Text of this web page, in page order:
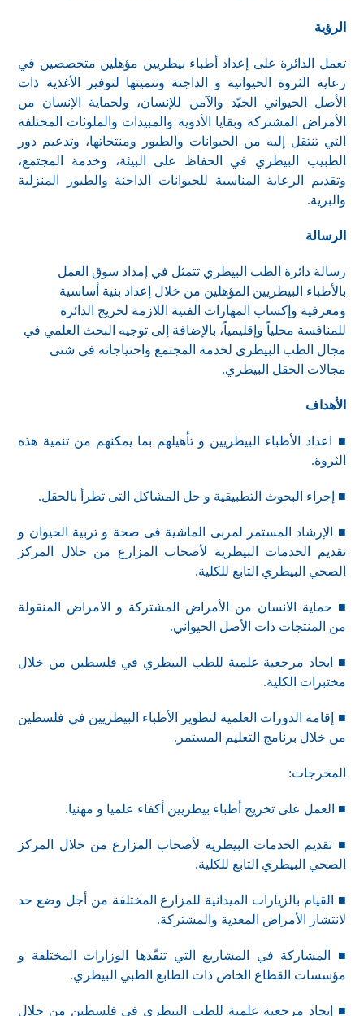
الرؤية
تعمل الدائرة على إعداد أطباء بيطريين مؤهلين متخصصين في
رعاية الثروة الحيوانية و الداجنة وتنميتها لتوفير الأغذية ذات
الأصل الحيواني الجيّد والآمن للإنسان، ولحماية الإنسان من
الأمراض المشتركة وبقايا الأدوية والمبيدات والملوثات المختلفة
التي تنتقل إليه من الحيوانات والطيور ومنتجاتها، وتدعيم دور
الطبيب البيطري في الحفاظ على البيئة، وخدمة المجتمع،
وتقديم الرعاية المناسبة للحيوانات الداجنة والطيور المنزلية
والبرية.
الرسالة
رسالة دائرة الطب البيطري تتمثل في إمداد سوق العمل
بالأطباء البيطريين المؤهلين من خلال إعداد بنية أساسية
ومعرفية وإكساب المهارات الفنية اللازمة لخريج الدائرة
للمنافسة محلياً وإقليمياً، بالإضافة إلى توجيه البحث العلمي في
مجال الطب البيطري لخدمة المجتمع واحتياجاته في شتى
مجالات الحقل البيطري.
الأهداف
■ اعداد الأطباء البيطريين و تأهيلهم بما يمكنهم من تنمية هذه
الثروة.
■ إجراء البحوث التطبيقية و حل المشاكل التى تطرأ بالحقل.
■ الإرشاد المستمر لمربى الماشية فى صحة و تربية الحيوان و
تقديم الخدمات البيطرية لأصحاب المزارع من خلال المركز
الصحي البيطري التابع للكلية.
■ حماية الانسان من الأمراض المشتركة و الامراض المنقولة
من المنتجات ذات الأصل الحيواني.
■ ايجاد مرجعية علمية للطب البيطري في فلسطين من خلال
مختبرات الكلية.
■ إقامة الدورات العلمية لتطوير الأطباء البيطريين في فلسطين
من خلال برنامج التعليم المستمر.
المخرجات:
■ العمل على تخريج أطباء بيطريين أكفاء علميا و مهنيا.
■ تقديم الخدمات البيطرية لأصحاب المزارع من خلال المركز
الصحي البيطري التابع للكلية.
■ القيام بالزيارات الميدانية للمزارع المختلفة من أجل وضع حد
لانتشار الأمراض المعدية والمشتركة.
■ المشاركة في المشاريع التي تنفّذها الوزارات المختلفة و
مؤسسات القطاع الخاص ذات الطابع الطبي البيطري.
■ إيجاد مرجعية علمية للطب البيطري في فلسطين من خلال